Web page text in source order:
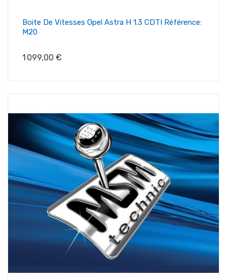
Boite De Vitesses Opel Astra H 1.3 CDTI Référence:
M20
Prix
1 099,00 €